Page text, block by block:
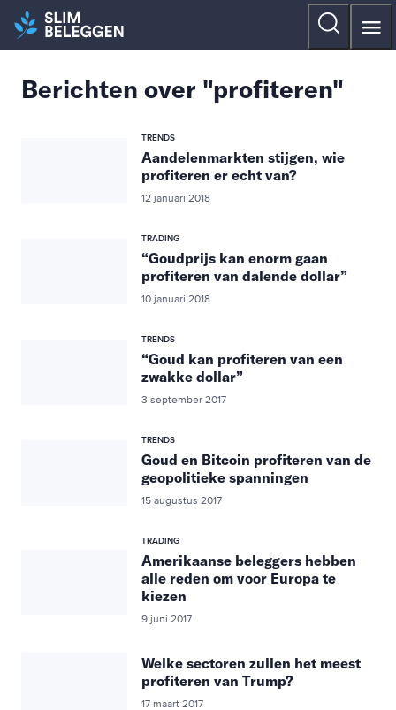
Berichten over "profiteren"
TRENDS
Aandelenmarkten stijgen, wie
profiteren er echt van?
12 januari 2018
TRADING
“Goudprijs kan enorm gaan
profiteren van dalende dollar”
10 januari 2018
TRENDS
“Goud kan profiteren van een
zwakke dollar”
3 september 2017
TRENDS
Goud en Bitcoin profiteren van de
geopolitieke spanningen
15 augustus 2017
TRADING
Amerikaanse beleggers hebben
alle reden om voor Europa te
kiezen
9 juni 2017
Welke sectoren zullen het meest
profiteren van Trump?
17 maart 2017